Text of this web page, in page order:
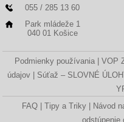
055 / 285 13 60
Park mládeže 1
040 01 Košice
Podmienky používania VOP
údajov
Súťaž – SLOVNÉ
FAQ
Tipy a Triky Návod
odstúpenie